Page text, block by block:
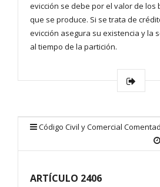
evicción se debe por el valor de los
que se produce. Si se trata de
evicción asegura su existencia y la
al tiempo de la partición.
Código Civil y Comercial
ARTÍCULO 2406